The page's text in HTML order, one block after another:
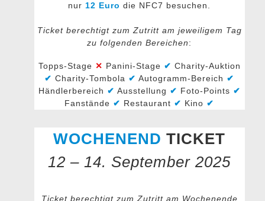
nur12 Euro die NFC7 besuchen.
Ticket berechtigt zum Zutritt am jeweiligem Tag
zu folgenden Bereichen:
Topps-Stage ✕ Panini-Stage ✔ Charity-Auktion
✔ Charity-Tombola ✔ Autogramm-Bereich ✔
Händlerbereich ✔ Ausstellung ✔ Foto-Points ✔
Fanstände ✔ Restaurant ✔ Kino ✔
WOCHENEND TICKET
12 – 14. September 2025
Ticket berechtigt zum Zutritt am Wochenende